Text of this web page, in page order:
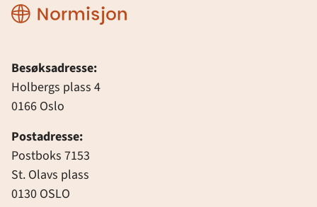
Normisjon
Besøksadresse:
Holbergs plass 4
0166 Oslo
Postadresse:
Postboks 7153
St. Olavs plass
0130 OSLO